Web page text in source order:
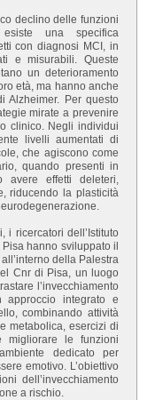
declino delle funzioni
una specifica
con diagnosi MCI, in
e misurabili. Queste
un deterioramento
età, ma hanno anche
Alzheimer. Per questo
mirate a prevenire
clinico. Negli individui
livelli aumentati di
che agiscono come
quando presenti in
avere effetti deleteri,
riducendo la plasticità
i ricercatori dell’Istituto
hanno sviluppato il
della Palestra
Cnr di Pisa, un luogo
l’invecchiamento
integrato e
combinando attività
metabolica, esercizi di
migliorare le funzioni
dedicato per
emotivo. L’obiettivo
dell’invecchiamento
a rischio.